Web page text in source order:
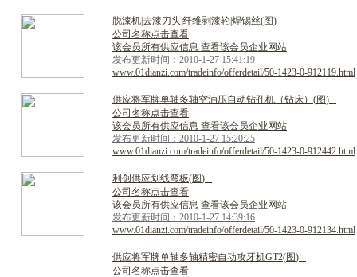
脱漆机去漆刀头纤维剥漆轮焊锡丝(图)
公司名称点击查看
该会员所有供应信息 查看该会员企业网站
发布更新时间：2010-1-27 15:41:19
www.01dianzi.com/tradeinfo/offerdetail/50-1423-0-912119.html
供应将军牌单轴多轴空油压自动钻孔机 （钻床） (图)
公司名称点击查看
该会员所有供应信息 查看该会员企业网站
发布更新时间：2010-1-27 15:20:25
www.01dianzi.com/tradeinfo/offerdetail/50-1423-0-912442.html
利 创 供应划 线弯板(图)
公司名称点击查看
该会员所有供应信息 查看该会员企业网站
发布更新时间：2010-1-27 14:39:16
www.01dianzi.com/tradeinfo/offerdetail/50-1423-0-912134.html
供应将军牌单轴多轴精密自动攻牙机GT2(图)
公司名称点击查看